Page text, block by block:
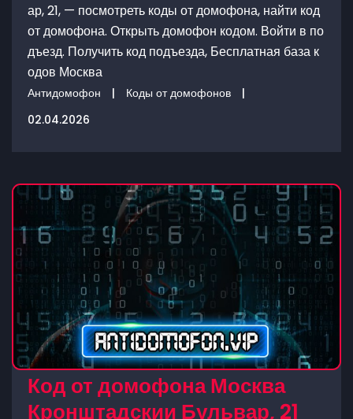
ар, 21, — посмотреть коды от домофона, найти код
от домофона. Открыть домофон кодом. Войти в по
дъезд. Получить код подъезда, Бесплатная база к
одов Москва
Антидомофон | Коды от домофонов
|
02.04.2026
Код от домофона Москва
Кронштадскии Бульвар, 21